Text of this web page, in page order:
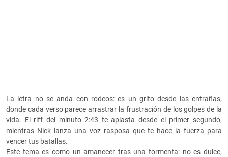
La letra no se anda con rodeos: es un grito desde las entrañas,
donde cada verso parece arrastrar la frustración de los golpes de la
vida. El riff del minuto 2:43 te aplasta desde el primer segundo,
mientras Nick lanza una voz rasposa que te hace la fuerza para
vencer tus batallas.
Este tema es como un amanecer tras una tormenta: no es dulce,